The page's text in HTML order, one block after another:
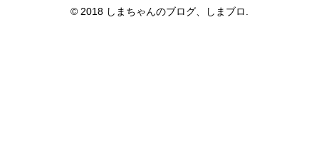
© 2018 しまちゃんのブログ、しまブロ.